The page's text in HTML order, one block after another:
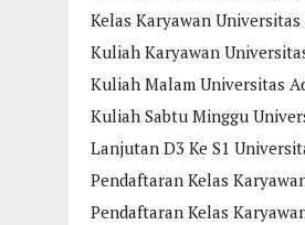
Kelas Karyawan
Kuliah Karyawan
Kuliah Malam Universitas
Kuliah Sabtu Minggu
Lanjutan D3 Ke S1
Pendaftaran Kelas
Pendaftaran Kelas